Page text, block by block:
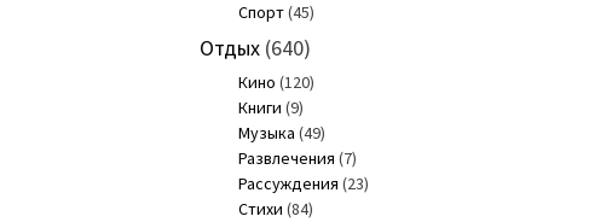
Спорт(45)
Отдых(640)
Кино (120)
Книги (9)
Музыка (49)
Развлечения (7)
Рассуждения (23)
Стихи (84)